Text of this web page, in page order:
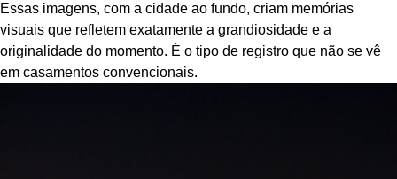
Essas imagens, com a cidade ao fundo, criam memórias
visuais que refletem exatamente a grandiosidade e a
originalidade do momento. É o tipo de registro que não se vê
em casamentos convencionais.